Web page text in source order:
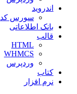
اندروید
سورس کد
بانک اطلاعاتی
قالب
HTML
WHMCS
وردپرس
کتاب
نرم افزار